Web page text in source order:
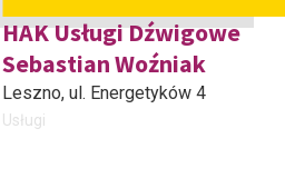
HAK Usługi Dźwigowe
Sebastian Woźniak
Leszno, ul. Energetyków 4
Usługi